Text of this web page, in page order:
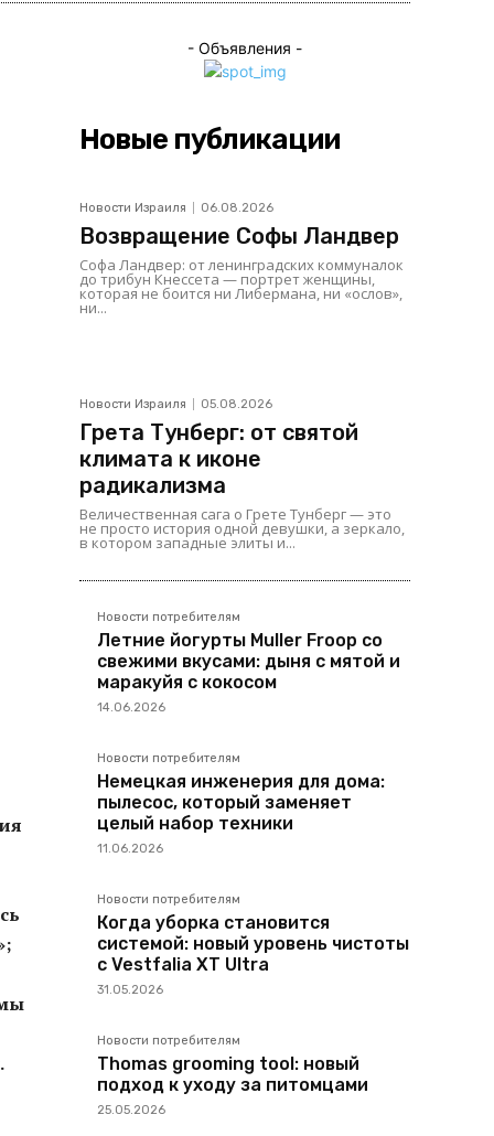
- Объявления -
Новые публикации
Новости Израиля 06.08.2026
Возвращение Софы Ландвер
Софа Ландвер: от ленинградских коммуналок
до трибун Кнессета — портрет женщины,
которая не боится ни Либермана, ни «ослов»,
ни...
Новости Израиля 05.08.2026
Грета Тунберг: от святой
климата к иконе
радикализма
Величественная сага о Грете Тунберг — это
не просто история одной девушки, а зеркало,
в котором западные элиты и...
Новости потребителям
Летние йогурты Muller Froop со
свежими вкусами: дыня с мятой и
маракуйя с кокосом
14.06.2026
Новости потребителям
Немецкая инженерия для дома:
пылесос, который заменяет
целый набор техники
11.06.2026
Новости потребителям
Когда уборка становится
системой: новый уровень чистоты
с Vestfalia XT Ultra
31.05.2026
Новости потребителям
Thomas grooming tool: новый
подход к уходу за питомцами
25.05.2026